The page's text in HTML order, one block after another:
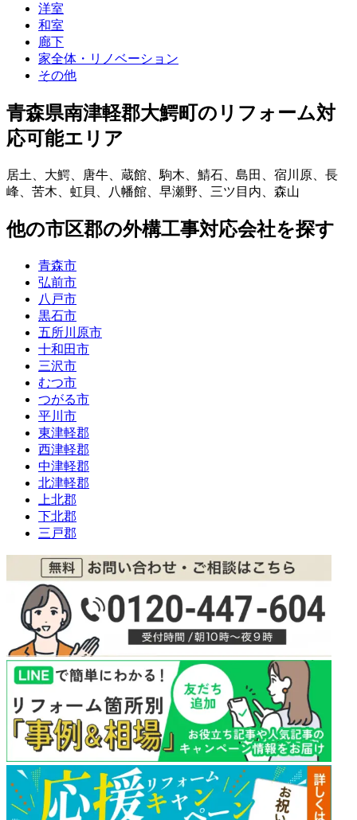
洋室
和室
廊下
家全体・リノベーション
その他
青森県南津軽郡大鰐町のリフォーム対
応可能エリア
居土 大鰐 唐牛 蔵館 駒木 鯖石 島田 宿川原
長
峰
苦木 虹貝 八幡館 早瀬野 三ツ目内 森山
他の市区郡の外構工事対応会社を探す
青森市
弘前市
八戸市
黒石市
五所川原市
十和田市
三沢市
むつ市
つがる市
平川市
東津軽郡
西津軽郡
中津軽郡
北津軽郡
上北郡
下北郡
三戸郡